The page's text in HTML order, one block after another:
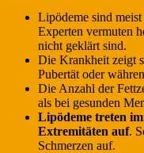
Lipödeme sind
Experten vermuten
nicht geklärt sind.
Die Krankheit zeigt
Pubertät oder
Die Anzahl der
als bei gesunden
Lipödeme treten
Extremitäten auf.
Schmerzen auf.